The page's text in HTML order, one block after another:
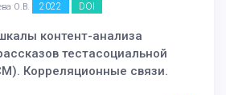
О.В. 2022 DOI
контент-анализа
тестасоциальной
Корреляционные связи.